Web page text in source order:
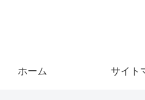
ホーム サイト